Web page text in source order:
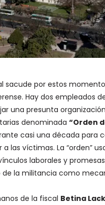
sacude por estos
Hay dos empleados
una presunta
denominada“Orden
casi una década para
las víctimas. La “orden”
laborales y
la militancia como
de la fiscal Betina